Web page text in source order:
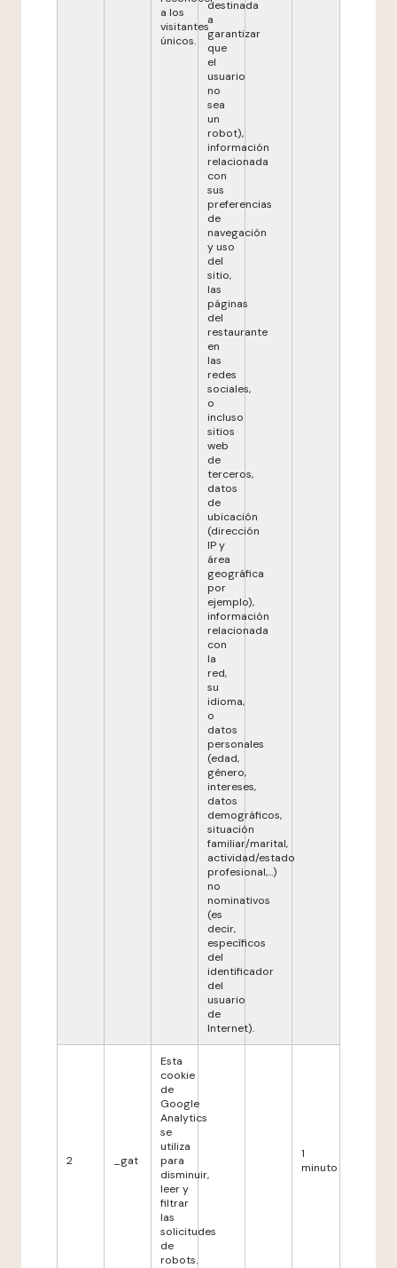
a los
visitantes
únicos.
destinada
a
garantizar
que
el
usuario
no
sea
un
robot),
información
relacionada
con
sus
preferencias
de
navegación
y uso
del
sitio,
las
páginas
del
restaurante
en
las
redes
sociales,
o
incluso
sitios
web
de
terceros,
datos
de
ubicación
(dirección
IP y
área
geográfica
por
ejemplo),
información
relacionada
con
la
red,
su
idioma,
o
datos
personales
(edad,
género,
intereses,
datos
demográficos,
situación
familiar/marital,
actividad/estado
profesional,...)
no
nominativos
(es
decir,
específicos
del
identificador
del
usuario
de
Internet).
2 _gat
Esta
cookie
de
Google
Analytics
se
utiliza
para
disminuir,
leer y
filtrar
las
solicitudes
de
robots.
1
minuto